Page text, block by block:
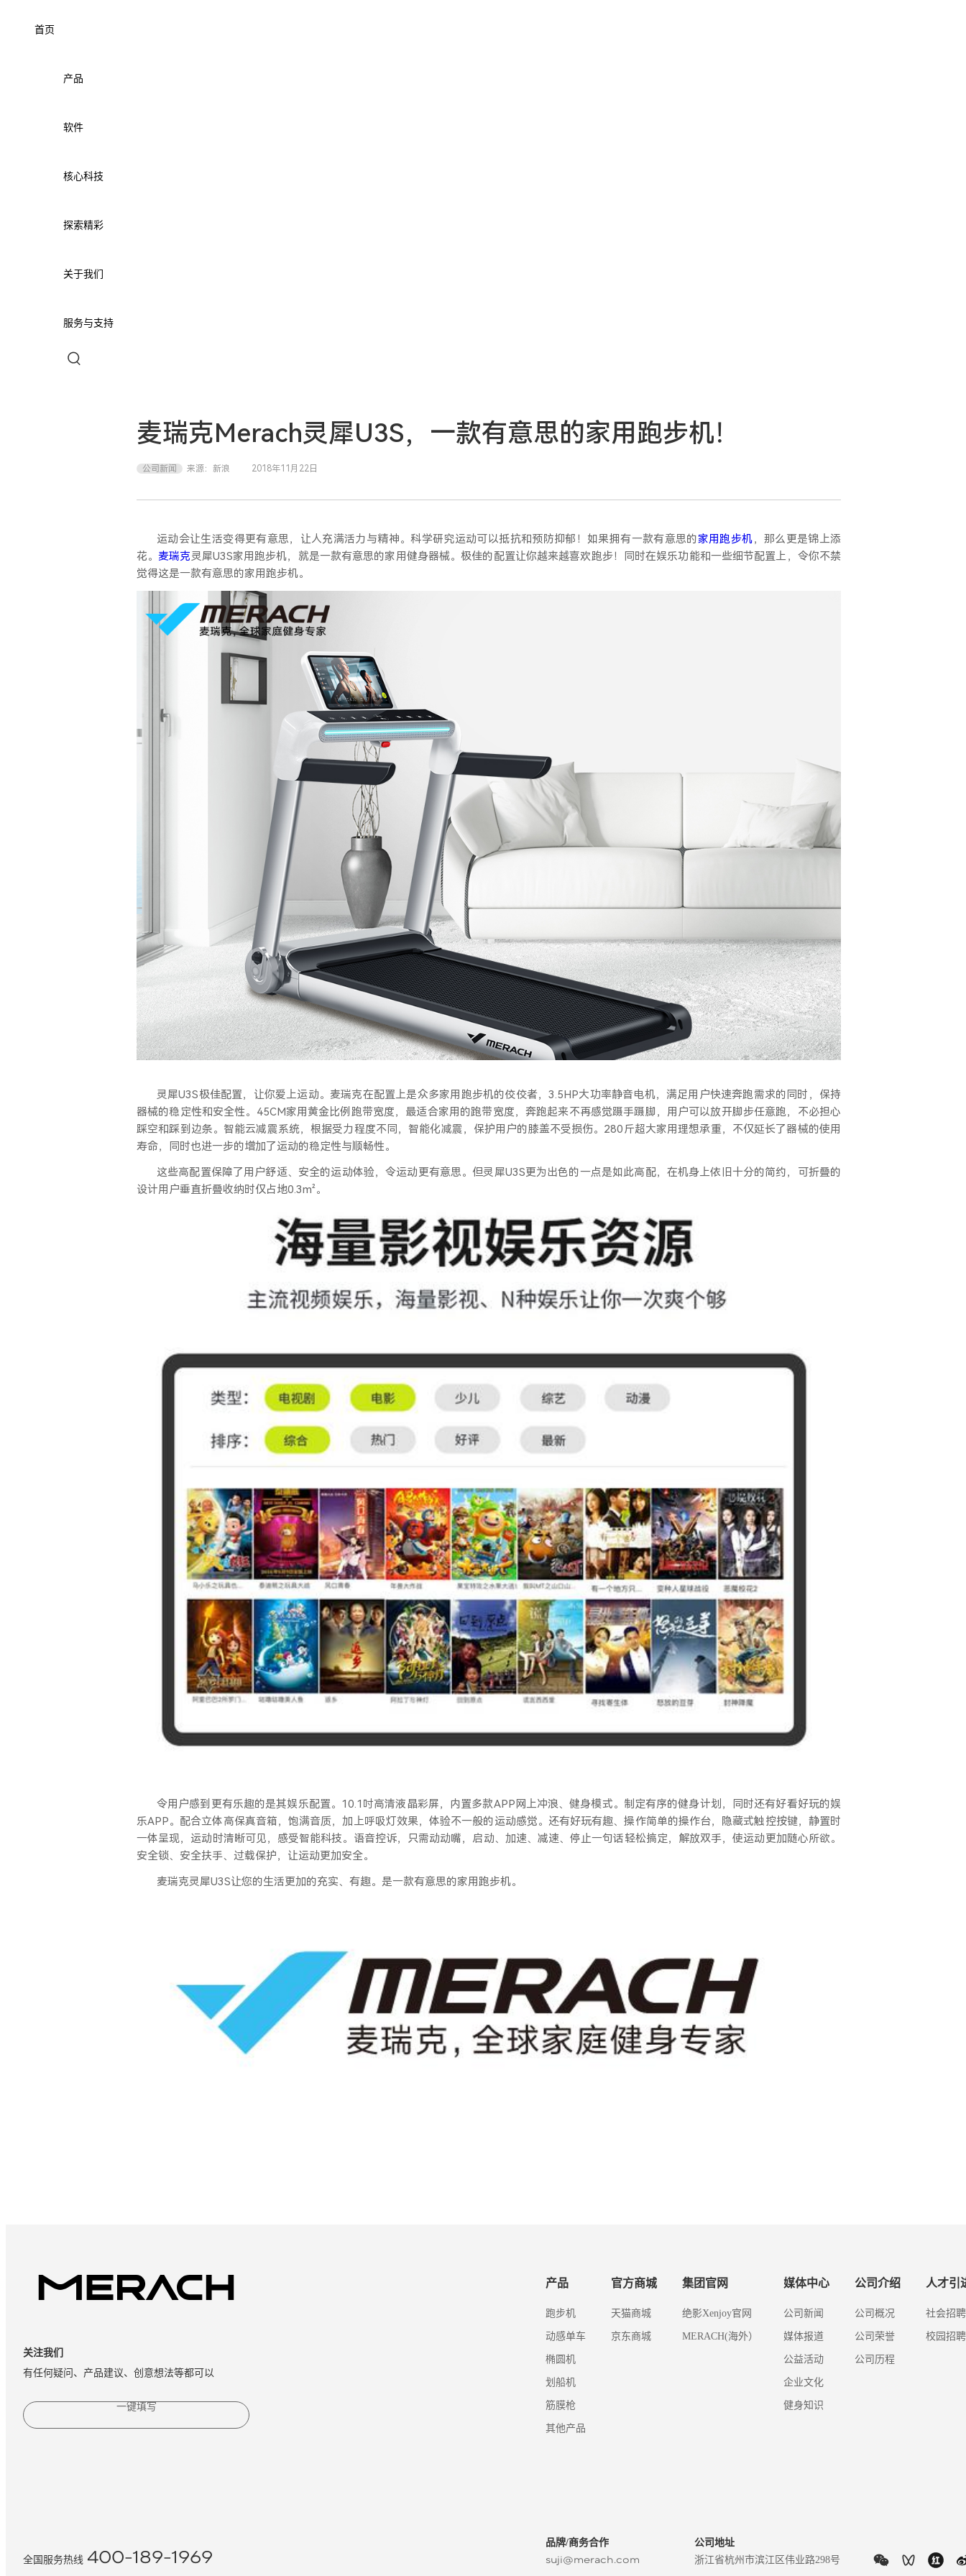
首页
产品
软件
核心科技
探索精彩
关于我们
服务与支持
麦瑞克Merach灵犀U3S，一款有意思的家用跑步机！
公司新闻 来源： 新浪 2018年11月22日
运动会让生活变得更有意思，让人充满活力与精神。科学研究运动可以抵抗和预防抑郁！如果拥有一款有意思的家用跑步机，那么更是锦上添
花。麦瑞克灵犀U3S家用跑步机，就是一款有意思的家用健身器械。极佳的配置让你越来越喜欢跑步！同时在娱乐功能和一些细节配置上，令你不禁
觉得这是一款有意思的家用跑步机。
灵犀U3S极佳配置，让你爱上运动。麦瑞克在配置上是众多家用跑步机的佼佼者，3.5HP大功率静音电机，满足用户快速奔跑需求的同时，保持
器械的稳定性和安全性。45CM家用黄金比例跑带宽度，最适合家用的跑带宽度，奔跑起来不再感觉蹑手蹑脚，用户可以放开脚步任意跑，不必担心
踩空和踩到边条。智能云减震系统，根据受力程度不同，智能化减震，保护用户的膝盖不受损伤。280斤超大家用理想承重，不仅延长了器械的使用
寿命，同时也进一步的增加了运动的稳定性与顺畅性。
这些高配置保障了用户舒适、安全的运动体验，令运动更有意思。但灵犀U3S更为出色的一点是如此高配，在机身上依旧十分的简约，可折叠的
设计用户垂直折叠收纳时仅占地0.3m²。
令用户感到更有乐趣的是其娱乐配置。 10.1吋高清液晶彩屏，内置多款APP网上冲浪、健身模式。制定有序的健身计划，同时还有好看好玩的娱
乐APP。配合立体高保真音箱，饱满音质，加上呼吸灯效果，体验不一般的运动感觉。还有好玩有趣、操作简单的操作台，隐藏式触控按键，静置时
一体呈现，运动时清晰可见，感受智能科技。语音控诉，只需动动嘴，启动、加速、减速、停止一句话轻松搞定，解放双手，使运动更加随心所欲。
安全锁、安全扶手、过载保护，让运动更加安全。
麦瑞克灵犀U3S让您的生活更加的充实、有趣。是一款有意思的家用跑步机。
关注我们
有任何疑问、产品建议、创意想法等都可以
一键填写
全国服务热线 400-189-1969
产品
跑步机
动感单车
椭圆机
划船机
筋膜枪
其他产品
官方商城
天猫商城
京东商城
集团官网
绝影Xenjoy官网
MERACH(海外）
媒体中心
公司新闻
媒体报道
公益活动
企业文化
健身知识
公司介绍
公司概况
公司荣誉
公司历程
人才引
社会招聘
校园招聘
品牌/商务合作
suji@merach.com
公司地址
浙江省杭州市滨江区伟业路298号